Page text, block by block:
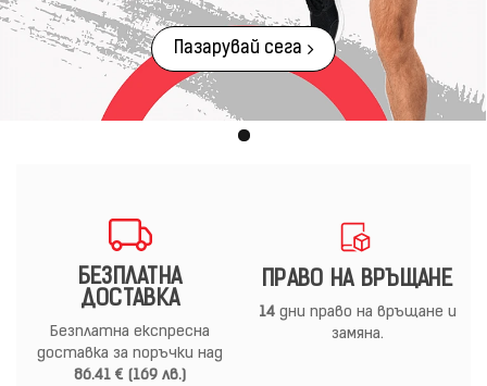
Пазарувай сега
БЕЗПЛАТНА
ДОСТАВКА
Безплатна експресна
доставка за поръчки над
86.41 € (169 лв.)
ПРАВО НА ВРЪЩАНЕ
14дни право на връщане и
замяна.